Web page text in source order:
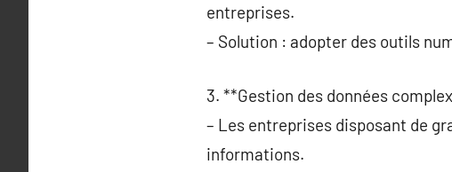
entreprises.
– Solution : adopter des outils
3. **Gestion des données
– Les entreprises disposant de
informations.